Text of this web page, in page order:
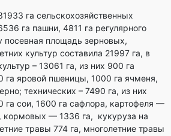
га сельскохозяйственных
га пашни, 4811 га регулярного
посевная площадь зерновых,
культур составила 21997 га, в
– 13061 га, из них 900 га
яровой пшеницы, 1000 га ячменя,
технических – 7490 га, из них
га сои, 1600 га сафлора, картофеля —
кормовых — 1336 га, кукуруза на
травы 774 га, многолетние травы